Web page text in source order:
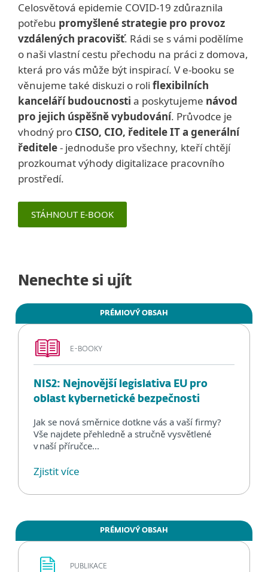
Celosvětová epidemie COVID-19 zdůraznila
potřebu promyšlené strategie pro provoz
vzdálených pracovišť. Rádi se s vámi podělíme
o naši vlastní cestu přechodu na práci z domova,
která pro vás může být inspirací. V e-booku se
věnujeme také diskuzi o roli flexibilních
kanceláří budoucnosti a poskytujeme návod
pro jejich úspěšně vybudování. Průvodce je
vhodný pro CISO, CIO, ředitele IT a generální
ředitele- jednoduše pro všechny, kteří chtějí
prozkoumat výhody digitalizace pracovního
prostředí.
STÁHNOUT E-BOOK
Nenechte si ujít
PRÉMIOVÝ OBSAH
E-BOOKY
NIS2: Nejnovější legislativa EU pro
oblast kybernetické bezpečnosti
Jak se nová směrnice dotkne vás a vaší firmy?
Vše najdete přehledně a stručně vysvětlené
v naší příručce...
Zjistit více
PRÉMIOVÝ OBSAH
PUBLIKACE